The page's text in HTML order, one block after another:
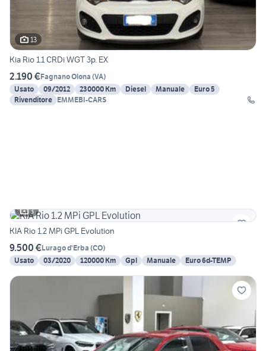
13
Kia Rio 1.1 CRDi WGT 3p. EX
2.190 €Fagnano Olona (VA)
Usato
09/2012 230000 Km Diesel Manuale
Euro 5
Rivenditore EMMEBI-CARS
3
KIA Rio 1.2 MPi GPL Evolution
9.500 €Lurago d'Erba (CO)
Usato
03/2020 120000 Km Gpl Manuale Euro 6d-TEMP